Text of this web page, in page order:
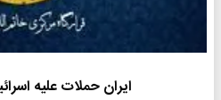
ایران حملات علیه